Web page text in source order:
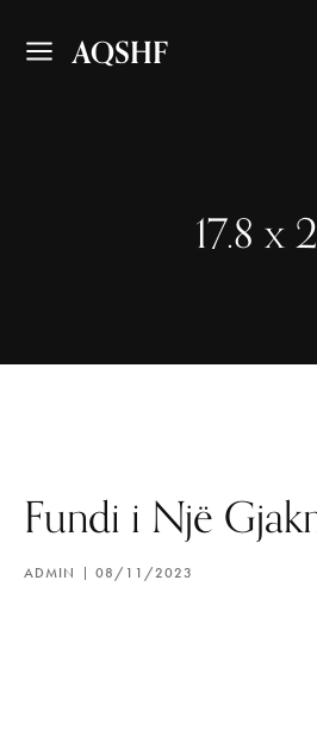
AQSHF
17.8 x
Fundi i Një
ADMIN 08/11/2023